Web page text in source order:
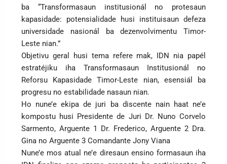
ba “Transformasaun institusionál no protesaun
kapasidade: potensialidade husi instituisaun defeza
universidade nasionál ba dezenvolvimentu Timor-
Leste nian.”
Objetivu geral husi tema refere mak, IDN nia papél
estratéjiku iha Transformasaun Institusionál no
Reforsu Kapasidade Timor-Leste nian, esensiál ba
progresu no estabilidade nasaun nian.
Ho nune’e ekipa de juri ba discente nain haat ne’e
kompostu husi Presidente de Juri Dr. Nuno Corvelo
Sarmento, Arguente 1 Dr. Frederico, Arguente 2 Dra.
Gina no Arguente 3 Comandante Jony Viana
Nune’e mos atual ne’e diresaun ensino formasaun iha